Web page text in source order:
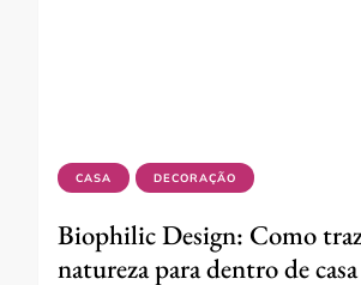
CASA DECORAÇÃO
Biophilic Design: Como
natureza para dentro de casa